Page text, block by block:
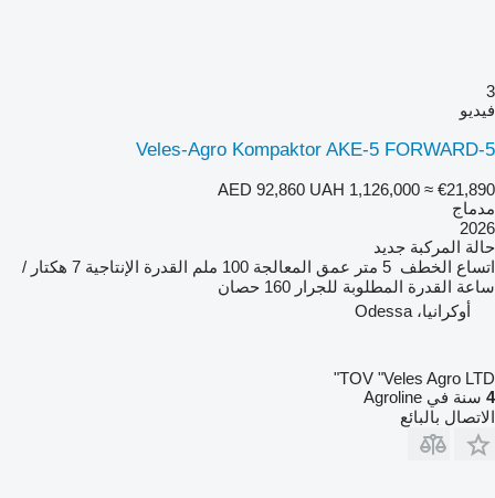
3
فيديو
Veles-Agro Kompaktor AKE-5 FORWARD-5
AED 92,860 UAH 1,126,000 ≈ €21,890
مدماج
2026
حالة المركبة جديد
اتساع الخطف 5 متر عمق المعالجة 100 ملم القدرة الإنتاجية
7 هكتار /
ساعة القدرة المطلوبة للجرار 160 حصان
أوكرانيا، Odessa
TOV "Veles Agro LTD"
4 سنة في Agroline
الاتصال بالبائع